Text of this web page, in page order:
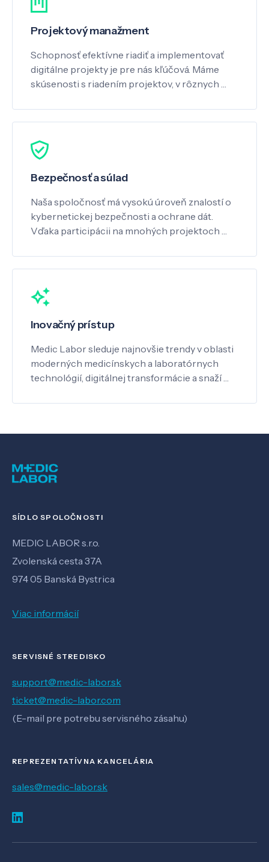
Projektový manažment
Schopnosť efektívne riadiť a implementovať
digitálne projekty je pre nás kľúčová. Máme
skúsenosti s riadením projektov, v rôznych …
Bezpečnosť a súlad
Naša spoločnosť má vysokú úroveň znalostí o
kybernetickej bezpečnosti a ochrane dát.
Vďaka participácii na mnohých projektoch …
Inovačný prístup
Medic Labor sleduje najnovšie trendy v oblasti
moderných medicínskych a laboratórnych
technológií, digitálnej transformácie a snaží …
SÍDLO SPOLOČNOSTI
MEDIC LABOR s.r.o.
Zvolenská cesta 37A
974 05 Banská Bystrica
Viac informácií
SERVISNÉ STREDISKO
support@medic-labor.sk
ticket@medic-labor.com
(E-mail pre potrebu servisného zásahu)
REPREZENTATÍVNA KANCELÁRIA
sales@medic-labor.sk